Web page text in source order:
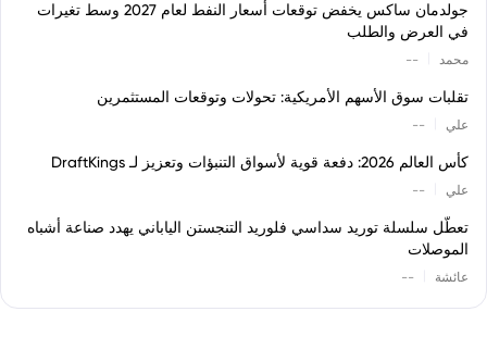
جولدمان ساكس يخفض توقعات أسعار النفط لعام 2027 وسط تغيرات
في العرض والطلب
محمد --
تقلبات سوق الأسهم الأمريكية: تحولات وتوقعات المستثمرين
علي --
كأس العالم 2026: دفعة قوية لأسواق التنبؤات وتعزيز لـ DraftKings
علي --
تعطّل سلسلة توريد سداسي فلوريد التنجستن الياباني يهدد صناعة أشباه
الموصلات
عائشة --